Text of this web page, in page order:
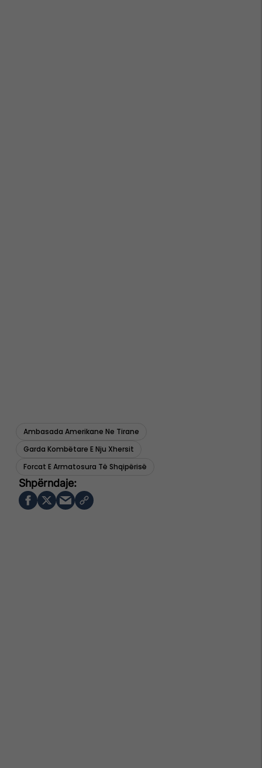
Ambasada Amerikane Ne Tirane
Garda Kombëtare E Nju Xhersit
Forcat E Armatosura Të Shqipërisë